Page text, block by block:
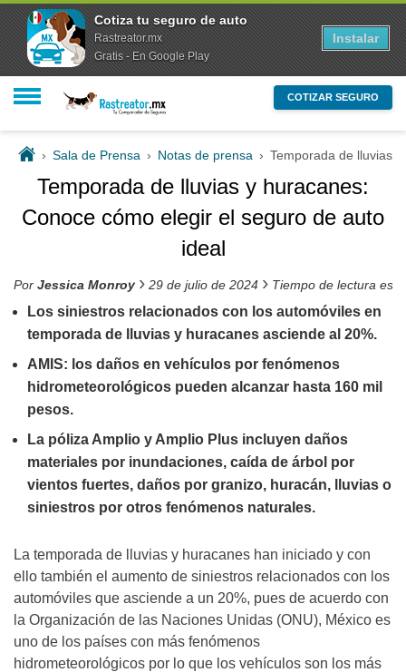
COTIZAR SEGURO
› Sala de Prensa › Notas de prensa › Temporada de lluvias
Temporada de lluvias y huracanes:
Conoce cómo elegir el seguro de auto
ideal
Por Jessica Monroy › 29 de julio de 2024 › Tiempo de lectura
Los siniestros relacionados con los automóviles en
temporada de lluvias y huracanes asciende al 20%.
AMIS: los daños en vehículos por fenómenos
hidrometeorológicos pueden alcanzar hasta 160 mil
pesos.
La póliza Amplio y Amplio Plus incluyen daños
materiales por inundaciones, caída de árbol por
vientos fuertes, daños por granizo, huracán, lluvias o
siniestros por otros fenómenos naturales.
La temporada de lluvias y huracanes han iniciado y con
ello también el aumento de siniestros relacionados con los
automóviles que asciende a un 20%, pues de acuerdo con
la Organización de las Naciones Unidas (ONU), México es
uno de los países con más fenómenos
hidrometeorológicos por lo que los vehículos son los más
Cotiza tu seguro de auto
Rastreator.mx
Gratis - En Google Play
Instalar